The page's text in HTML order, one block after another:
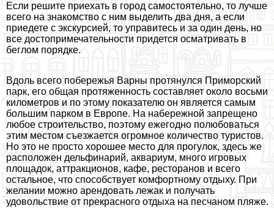
Если решите приехать в город самостоятельно, то лучше
всего на знакомство с ним выделить два дня, а если
приедете с экскурсией, то управитесь и за один день, но
все достопримечательности придется осматривать в
беглом порядке.
Вдоль всего побережья Варны протянулся Приморский
парк, его общая протяженность составляет около восьми
километров и по этому показателю он является самым
большим парком в Европе. На набережной запрещено
любое строительство, поэтому ежегодно полюбоваться
этим местом съезжается огромное количество туристов.
Но это не просто хорошее место для прогулок, здесь же
расположен дельфинарий, аквариум, много игровых
площадок, аттpaкционов, кафе, ресторанов и всего
остальное, что способствует комфортному отдыху. При
желании можно арендовать лежак и получать
удовольствие от прекрасного отдыха на песчаном пляже.